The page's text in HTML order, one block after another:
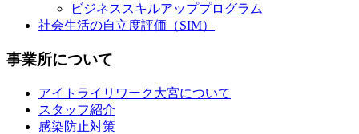
ビジネススキルアッププログラム
社会生活の自立度評価（SIM）
事業所について
アイトライリワーク大宮について
スタッフ紹介
感染防止対策